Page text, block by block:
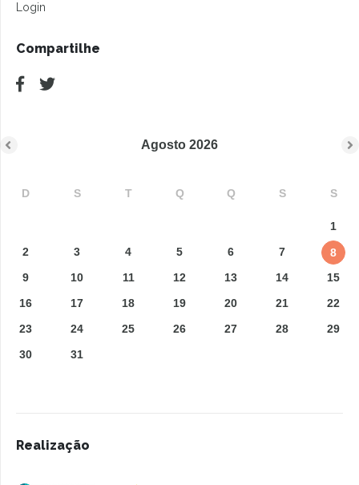
Login
Compartilhe
Agosto 2026
D S T Q Q S S
1
2
3 4 5 6 7
8
9
10 11 12 13 14
15
16
17 18 19 20 21
22
23
24 25 26 27 28
29
30
31
Realização